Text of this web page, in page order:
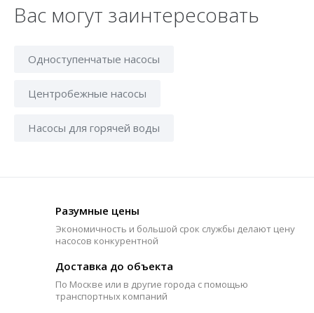
Вас могут заинтересовать
Одноступенчатые насосы
Центробежные насосы
Насосы для горячей воды
Разумные цены
Экономичность и большой срок службы делают цену
насосов конкурентной
Доставка до объекта
По Москве или в другие города с помощью
транспортных компаний